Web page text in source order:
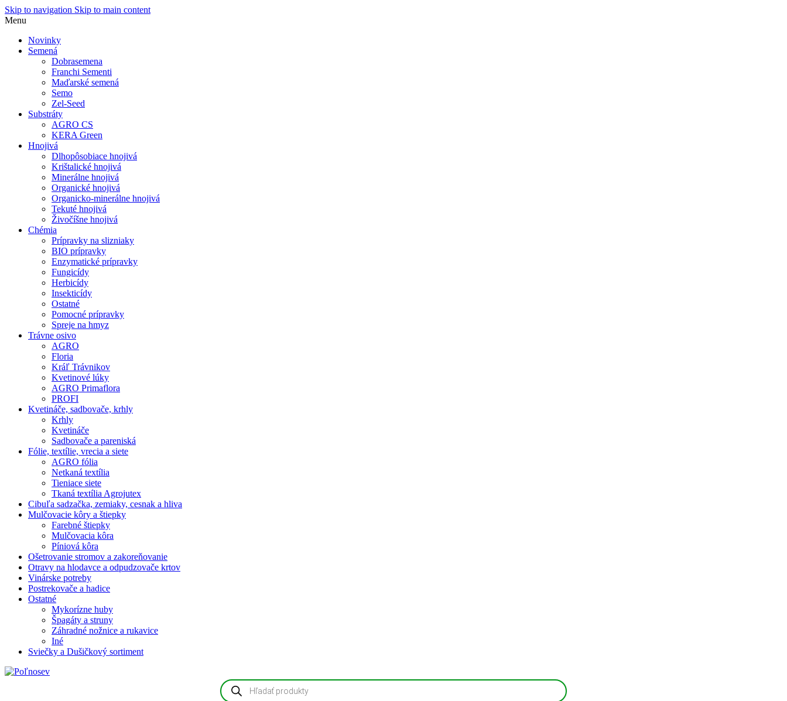
Skip to navigation Skip to main content
Menu
Novinky
Semená
Dobrasemena
Franchi Sementi
Maďarské semená
Semo
Zel-Seed
Substráty
AGRO CS
KERA Green
Hnojivá
Dlhopôsobiace hnojivá
Krištalické hnojivá
Minerálne hnojivá
Organické hnojivá
Organicko-minerálne hnojivá
Tekuté hnojivá
Živočíšne hnojivá
Chémia
Prípravky na slizniaky
BIO prípravky
Enzymatické prípravky
Fungicídy
Herbicídy
Insekticídy
Ostatné
Pomocné prípravky
Spreje na hmyz
Trávne osivo
AGRO
Floria
Kráľ Trávnikov
Kvetinové lúky
AGRO Primaflora
PROFI
Kvetináče, sadbovače, krhly
Krhly
Kvetináče
Sadbovače a pareniská
Fólie, textílie, vrecia a siete
AGRO fólia
Netkaná textília
Tieniace siete
Tkaná textília Agrojutex
Cibuľa sadzačka, zemiaky, cesnak a hliva
Mulčovacie kôry a štiepky
Farebné štiepky
Mulčovacia kôra
Píniová kôra
Ošetrovanie stromov a zakoreňovanie
Otravy na hlodavce a odpudzovače krtov
Vinárske potreby
Postrekovače a hadice
Ostatné
Mykorízne huby
Špagáty a struny
Záhradné nožnice a rukavice
Iné
Sviečky a Dušičkový sortiment
Products
search